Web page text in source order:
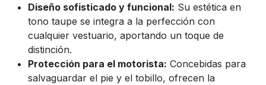
Diseño sofisticado y funcional: Su estética en
tono taupe se integra a la perfección con
cualquier vestuario, aportando un toque de
distinción.
Protección para el motorista: Concebidas para
salvaguardar el pie y el tobillo, ofrecen la